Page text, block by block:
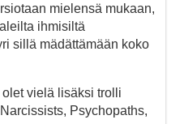
mielensä mukaan,
ihmisiltä
sillä mädättämään koko
vielä lisäksi trolli
Psychopaths,